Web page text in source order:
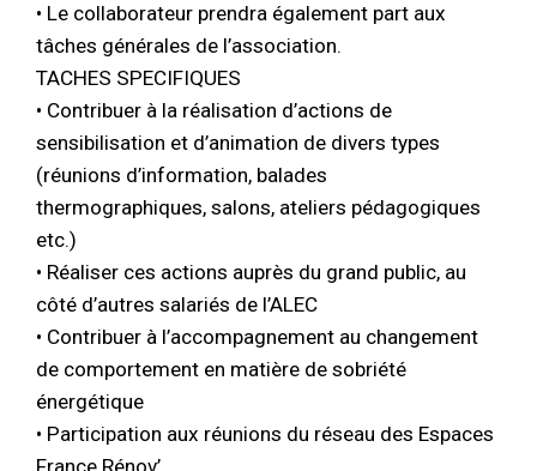
• Le collaborateur prendra également part aux
tâches générales de l’association.
TACHES SPECIFIQUES
• Contribuer à la réalisation d’actions de
sensibilisation et d’animation de divers types
(réunions d’information, balades
thermographiques, salons, ateliers pédagogiques
etc.)
• Réaliser ces actions auprès du grand public, au
côté d’autres salariés de l’ALEC
• Contribuer à l’accompagnement au changement
de comportement en matière de sobriété
énergétique
• Participation aux réunions du réseau des Espaces